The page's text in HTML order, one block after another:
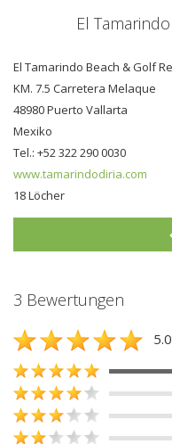
El
El Tamarindo Beach & Golf
KM. 7.5 Carretera Melaque
48980 Puerto Vallarta
Mexiko
Tel.: +52 322 290 0030
www.tamarindodiria.com
18 Löcher
3 Bewertungen
5.0